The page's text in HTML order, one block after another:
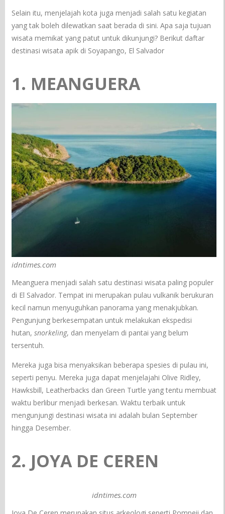
Selain itu, menjelajah kota juga menjadi salah satu kegiatan
yang tak boleh dilewatkan saat berada di sini. Apa saja tujuan
wisata memikat yang patut untuk dikunjungi? Berikut daftar
destinasi wisata apik di Soyapango, El Salvador
1. MEANGUERA
idntimes.com
Meanguera menjadi salah satu destinasi wisata paling populer
di El Salvador. Tempat ini merupakan pulau vulkanik berukuran
kecil namun menyuguhkan panorama yang menakjubkan.
Pengunjung berkesempatan untuk melakukan ekspedisi
hutan,snorkeling, dan menyelam di pantai yang belum
tersentuh.
Mereka juga bisa menyaksikan beberapa spesies di pulau ini,
seperti penyu. Mereka juga dapat menjelajahi Olive Ridley,
Hawksbill, Leatherbacks dan Green Turtle yang tentu membuat
waktu berlibur menjadi berkesan. Waktu terbaik untuk
mengunjungi destinasi wisata ini adalah bulan September
hingga Desember.
2. JOYA DE CEREN
idntimes.com